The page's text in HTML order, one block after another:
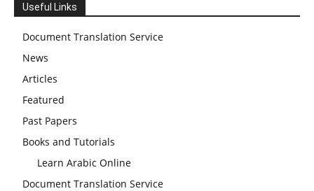
Useful Links
Document Translation Service
News
Articles
Featured
Past Papers
Books and Tutorials
Learn Arabic Online
Document Translation Service